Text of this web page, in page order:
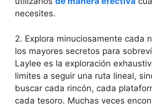
necesites.
2. Explora minuciosamente cada
los mayores secretos para
Laylee es la exploración
limites a seguir una ruta lineal,
buscar cada rincón, cada
cada tesoro. Muchas veces